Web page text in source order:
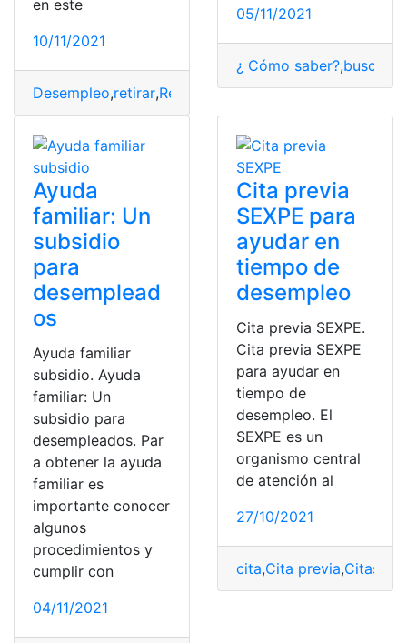
en este
10/11/2021
Desempleo,retirar,Retiro solicitar,solicitud,solicitudes
05/11/2021
¿ Cómo saber?,buscador
Ayuda
familiar: Un
subsidio
para
desemplead
os
Ayuda familiar
subsidio. Ayuda
familiar: Un
subsidio para
desempleados. Par
a obtener la ayuda
familiar es
importante conocer
algunos
procedimientos y
cumplir con
04/11/2021
Cita previa
SEXPE para
ayudar en
tiempo de
desempleo
Cita previa SEXPE.
Cita previa SEXPE
para ayudar en
tiempo de
desempleo. El
SEXPE es un
organismo central
de atención al
27/10/2021
cita,Cita previa,Citas